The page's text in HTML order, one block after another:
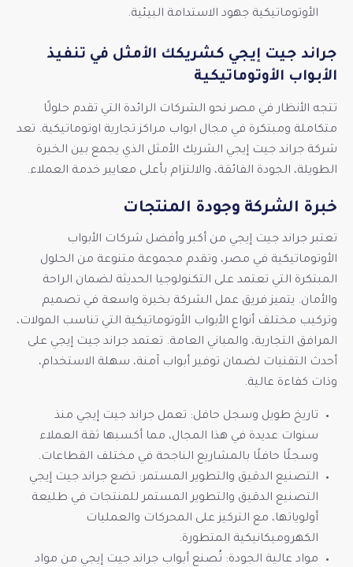
الأوتوماتيكية جهود الاستدامة البيئية.
جراند جيت إيجي كشريكك الأمثل في تنفيذ
الأبواب الأوتوماتيكية
تتجه الأنظار في مصر نحو الشركات الرائدة التي تقدم حلولًا
متكاملة ومبتكرة في مجال ابواب مراكز تجارية اوتوماتيكية. تعد
شركة جراند جيت إيجي الشريك الأمثل الذي يجمع بين الخبرة
الطويلة، الجودة الفائقة، والالتزام بأعلى معايير خدمة العملاء.
خبرة الشركة وجودة المنتجات
تعتبر جراند جيت إيجي من أكبر وأفضل شركات الأبواب
الأوتوماتيكية في مصر، وتقدم مجموعة متنوعة من الحلول
المبتكرة التي تعتمد على التكنولوجيا الحديثة لضمان الراحة
والأمان. يتميز فريق عمل الشركة بخبرة واسعة في تصميم
وتركيب مختلف أنواع الأبواب الأوتوماتيكية التي تناسب المولات،
المرافق التجارية، والمباني العامة. تعتمد جراند جيت إيجي على
أحدث التقنيات لضمان توفير أبواب آمنة، سهلة الاستخدام،
وذات كفاءة عالية.
تاريخ طويل وسجل حافل: تعمل جراند جيت إيجي منذ
سنوات عديدة في هذا المجال، مما أكسبها ثقة العملاء
وسجلًا حافلًا بالمشاريع الناجحة في مختلف القطاعات.
التصنيع الدقيق والتطوير المستمر: تضع جراند جيت إيجي
التصنيع الدقيق والتطوير المستمر للمنتجات في طليعة
أولوياتها، مع التركيز على المحركات والعمليات
الكهروميكانيكية المتطورة.
مواد عالية الجودة: تُصنع أبواب جراند جيت إيجي من مواد